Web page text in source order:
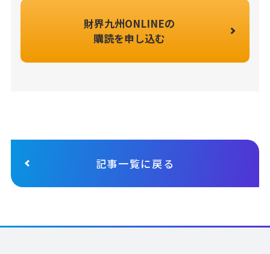
財界九州ONLINEの
購読を申し込む
記事一覧に戻る